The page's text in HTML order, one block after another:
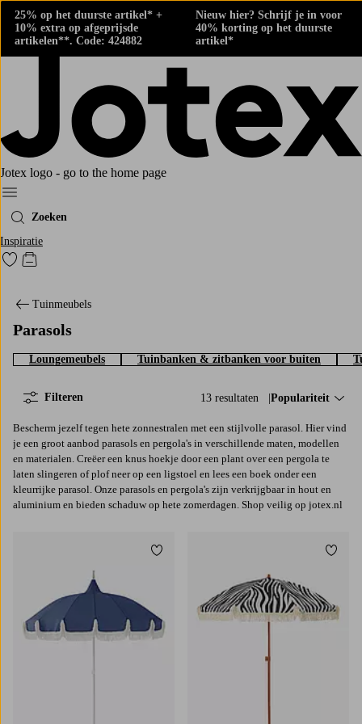
25% op het duurste artikel* +
10% extra op afgeprijsde
artikelen**. Code: 424882
Nieuw hier? Schrijf je in voor
40% korting op het duurste
artikel*
Jotex logo - go to the home page
Menu
Zoeken
Inspiratie
Ga naar favoriet gemarkeerde producten
Go to checkout
Tuinmeubels
Parasols
Loungemeubels Tuinbanken & zitbanken voor buiten
13 resultaten Sorteer op:
Populariteit
Filteren
Bescherm jezelf tegen hete zonnestralen met een stijlvolle parasol. Hier vind
je een groot aanbod parasols en pergola's in verschillende maten, modellen
en materialen. Creëer een knus hoekje door een plant over een pergola te
laten slingeren of plof neer op een ligstoel en lees een boek onder een
kleurrijke parasol. Onze parasols en pergola's zijn verkrijgbaar in hout en
aluminium en bieden schaduw op hete zomerdagen. Shop veilig op jotex.nl
Toevoegen aan favorieten